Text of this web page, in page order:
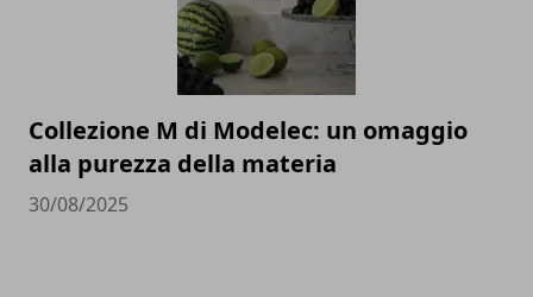
Collezione M di Modelec: un omaggio
alla purezza della materia
30/08/2025